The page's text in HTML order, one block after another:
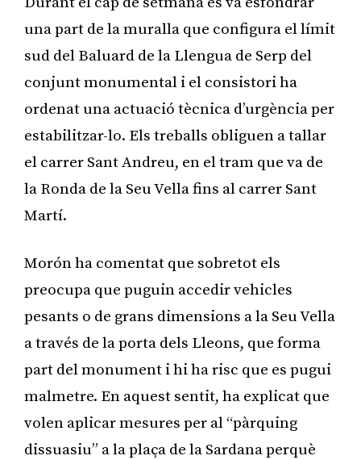
una part de la muralla que configura el límit
sud del Baluard de la Llengua de Serp del
conjunt monumental i el consistori ha
ordenat una actuació tècnica d’urgència per
estabilitzar-lo. Els treballs obliguen a tallar
el carrer Sant Andreu, en el tram que va de
la Ronda de la Seu Vella fins al carrer Sant
Martí.
Morón ha comentat que sobretot els
preocupa que puguin accedir vehicles
pesants o de grans dimensions a la Seu Vella
a través de la porta dels Lleons, que forma
part del monument i hi ha risc que es pugui
malmetre. En aquest sentit, ha explicat que
volen aplicar mesures per al “pàrquing
dissuasiu” a la plaça de la Sardana perquè